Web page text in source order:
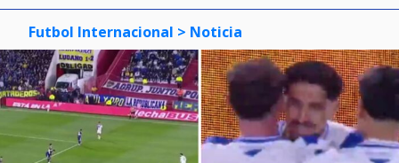
Futbol Internacional > Noticia